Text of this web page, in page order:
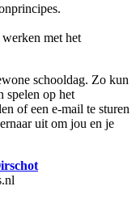
met het
schooldag. Zo kun
spelen op het
of een e-mail te sturen
uit om jou en je